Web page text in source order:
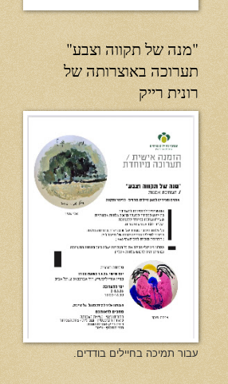
"מנה של תקווה וצבע"
תערוכה באוצרותה של
רונית רייק
עבור תמיכה בחיילים בודדים.